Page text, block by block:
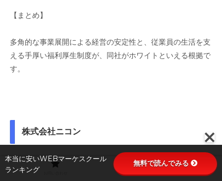
【まとめ】
多角的な事業展開による経営の安定性と、従業員の生活を支
える手厚い福利厚生制度が、同社がホワイトといえる根拠で
す。
株式会社ニコン
【概要】
本当に安いWEBマーケスクール
ランキング
無料で読んでみる